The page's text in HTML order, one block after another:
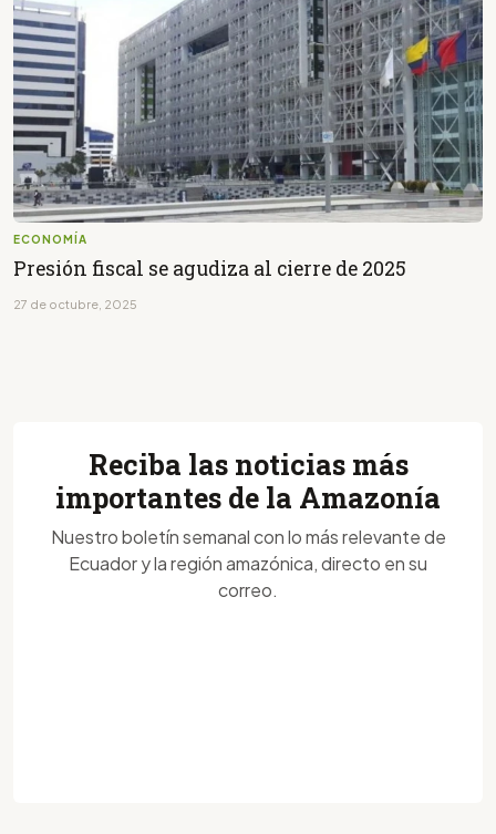
ECONOMÍA
Presión fiscal se agudiza al cierre de 2025
27 de octubre, 2025
Reciba las noticias más
importantes de la Amazonía
Nuestro boletín semanal con lo más relevante de
Ecuador y la región amazónica, directo en su
correo.